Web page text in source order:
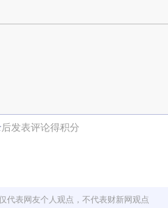
后发表评论得积分
代表网友个人观点，不代表财新网观点